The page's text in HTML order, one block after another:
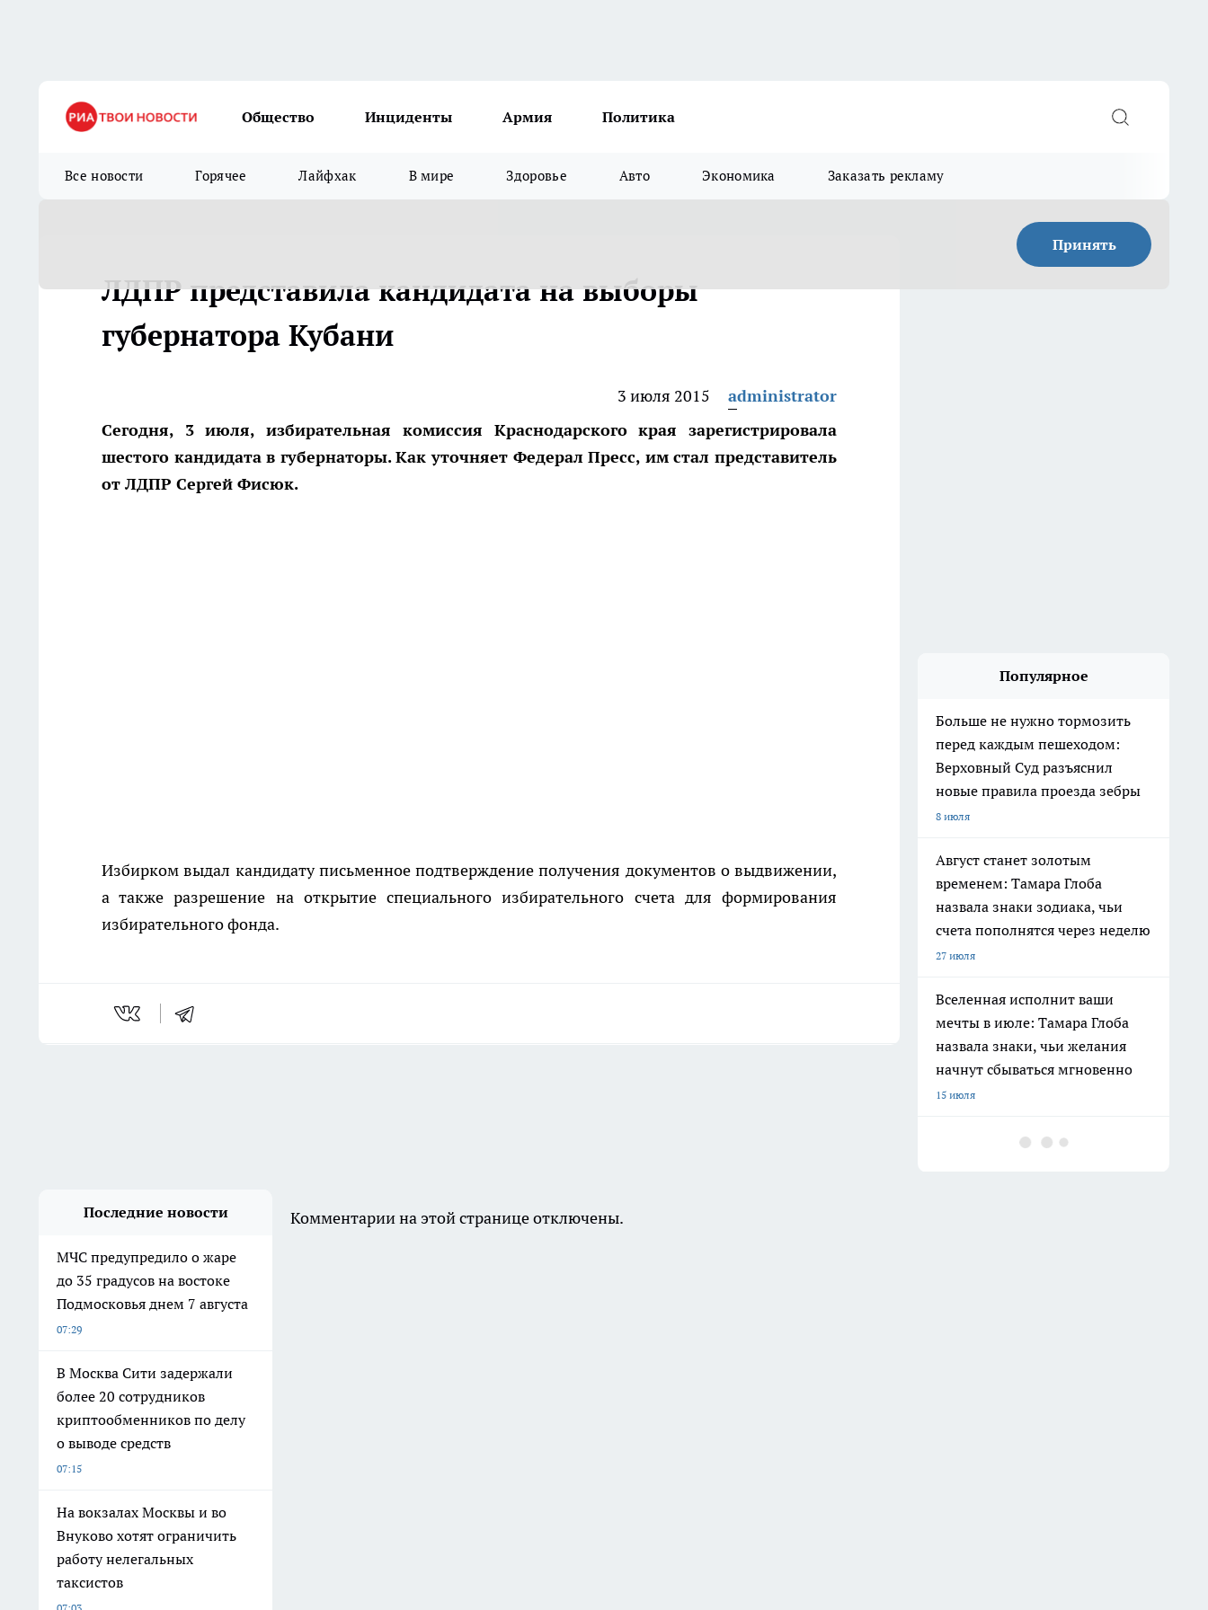
Общество Инциденты Армия Политика
Все новости Горячее Лайфхак В мире Здоровье Авто Экономика Заказать рекламу
Принять
ЛДПР представила кандидата на выборы
губернатора Кубани
3 июля 2015
administrator
Сегодня, 3 июля, избирательная комиссия Краснодарского края зарегистрировала
шестого кандидата в губернаторы. Как уточняет Федерал Пресс, им стал представитель
от ЛДПР Сергей Фисюк.
Избирком выдал кандидату письменное подтверждение получения документов о выдвижении,
а также разрешение на открытие специального избирательного счета для формирования
избирательного фонда.
Популярное
Больше не нужно тормозить
перед каждым пешеходом:
Верховный Суд разъяснил
новые правила проезда зебры
8 июля
Август станет золотым
временем: Тамара Глоба
назвала знаки зодиака, чьи
счета пополнятся через неделю
27 июля
более 20 сотрудников
криптообменников по делу
о выводе средств
На вокзалах Москвы и во
Внуково хотят ограничить
работу нелегальных
таксистов
Sony начала предупреждать
покупателей PS5 о переходе
на цифровые игры с 2028